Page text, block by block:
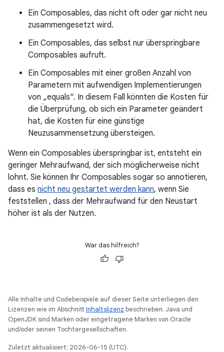
Ein Composables, das nicht oft oder gar nicht neu
zusammengesetzt wird.
Ein Composables, das selbst nur überspringbare
Composables aufruft.
Ein Composables mit einer großen Anzahl von
Parametern mit aufwendigen Implementierungen
von „equals“. In diesem Fall könnten die Kosten für
die Überprüfung, ob sich ein Parameter geändert
hat, die Kosten für eine günstige
Neuzusammensetzung übersteigen.
Wenn ein Composables überspringbar ist, entsteht ein
geringer Mehraufwand, der sich möglicherweise nicht
lohnt. Sie können Ihr Composables sogar so annotieren,
dass es nicht neu gestartet werden kann, wenn Sie
feststellen , dass der Mehraufwand für den Neustart
höher ist als der Nutzen.
War das hilfreich?
Alle Inhalte und Codebeispiele auf dieser Seite unterliegen den
Lizenzen wie im AbschnittInhaltslizenz beschrieben. Java und
OpenJDK sind Marken oder eingetragene Marken von Oracle
und/oder seinen Tochtergesellschaften.
Zuletzt aktualisiert: 2026-06-15 (UTC).